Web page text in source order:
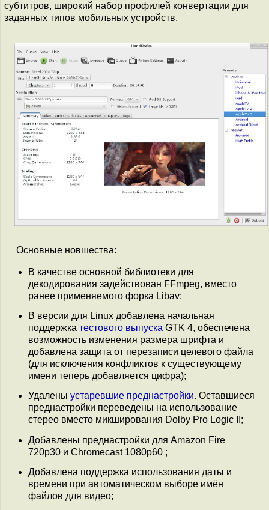
субтитров, широкий набор профилей конвертации для
заданных типов мобильных устройств.
Основные новшества:
В качестве основной библиотеки для
декодирования задействован FFmpeg, вместо
ранее применяемого форка Libav;
В версии для Linux добавлена начальная
поддержка тестового выпуска GTK 4, обеспечена
возможность изменения размера шрифта и
добавлена защита от перезаписи целевого файла
(для исключения конфликтов к существующему
имени теперь добавляется цифра);
Удалены устаревшие преднастройки. Оставшиеся
преднастройки переведены на использование
стерео вместо микширования Dolby Pro Logic II;
Добавлены преднастройки для Amazon Fire
720p30 и Chromecast 1080p60 ;
Добавлена поддержка использования даты и
времени при автоматическом выборе имён
файлов для видео;